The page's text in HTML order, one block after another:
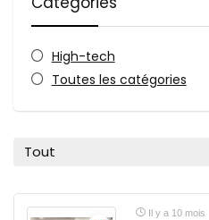
High-tech
Toutes les catégories
Tout
Il y a 10 mois